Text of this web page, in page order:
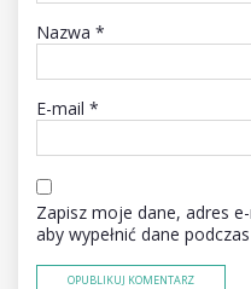
Nazwa *
E-mail *
Zapisz moje dane, adres
aby wypełnić dane